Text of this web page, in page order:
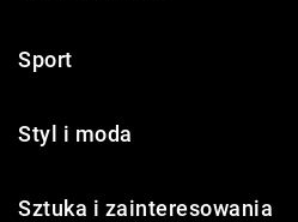
Sport
Styl i moda
Sztuka i zainteresowania